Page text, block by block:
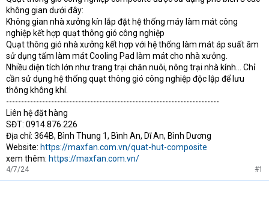
không gian dưới đây:
Không gian nhà xưởng kín lắp đặt hệ thống máy làm mát công
nghiệp kết hợp quạt thông gió công nghiệp
Quạt thông gió nhà xưởng kết hợp với hệ thống làm mát áp suất âm
sử dụng tấm làm mát Cooling Pad làm mát cho nhà xưởng.
Nhiều diện tích lớn như trang trại chăn nuôi, nông trại nhà kính… Chỉ
cần sử dụng hệ thống quạt thông gió công nghiệp độc lập để lưu
thông không khí.
-----------------------------------------------------------------------
Liên hệ đặt hàng
SĐT: 0914.876.226
Địa chỉ: 364B, Bình Thung 1, Bình An, Dĩ An, Bình Dương
Website: https://maxfan.com.vn/quat-hut-composite
xem thêm: https://maxfan.com.vn/
4/7/24 #1